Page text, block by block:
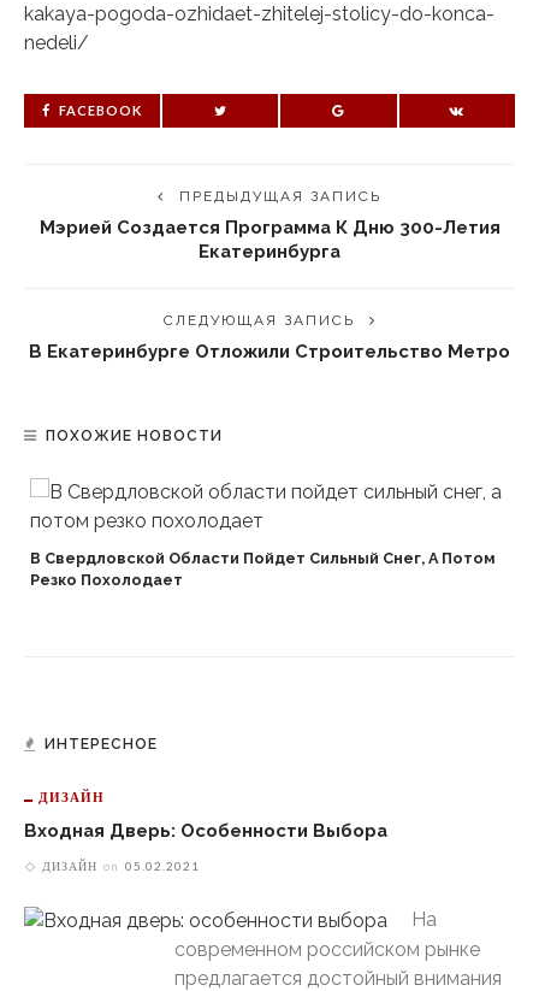
kakaya-pogoda-ozhidaet-zhitelej-stolicy-do-konca-
nedeli/
FACEBOOK
ПРЕДЫДУЩАЯ ЗАПИСЬ
Мэрией Создается Программа К Дню 300-Летия
Екатеринбурга
СЛЕДУЮЩАЯ ЗАПИСЬ
В Екатеринбурге Отложили Строительство Метро
ПОХОЖИЕ НОВОСТИ
В Свердловской Области Пойдет Сильный Снег, А Потом
Резко Похолодает
ИНТЕРЕСНОЕ
ДИЗАЙН
Входная Дверь: Особенности Выбора
ДИЗАЙН on 05.02.2021
На
современном российском рынке
предлагается достойный внимания